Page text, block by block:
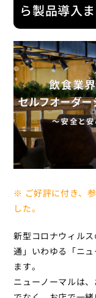
ら製品導入
※ ご好評に付き、
した。
新型コロナウィル
通」いわゆる「ニ
ます。
ニューノーマルは